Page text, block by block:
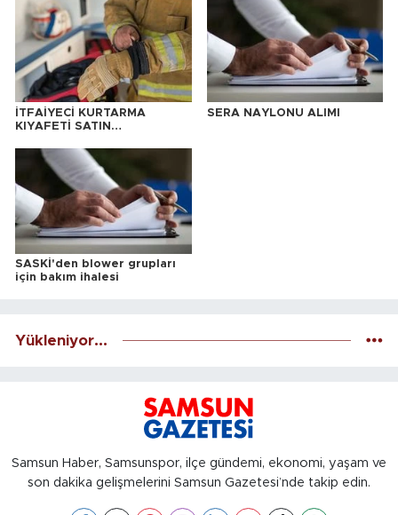
İTFAİYECİ KURTARMA
KIYAFETİ SATIN
SERA NAYLONU ALIMI
SASKİ'den blower grupları
için bakım ihalesi
Yükleniyor...
Samsun Haber, Samsunspor, ilçe gündemi, ekonomi, yaşam ve
son dakika gelişmelerini Samsun Gazetesi’nde takip edin.